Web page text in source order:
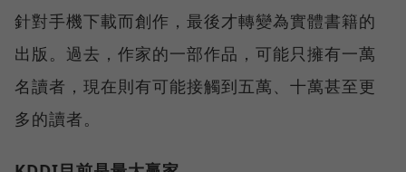
針對手機下載而創作，最後才轉變為實體書籍的
出版。過去，作家的一部作品，可能只擁有一萬
名讀者，現在則有可能接觸到五萬、十萬甚至更
多的讀者。